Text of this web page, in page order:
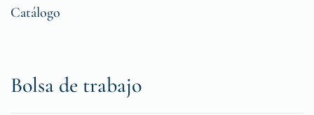
Catálogo
Bolsa de trabajo